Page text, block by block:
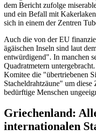
dem Bericht zufolge
und ein Befall mit
sich in einem der Zentren
Auch die von der EU
ägäischen Inseln sind laut
entwürdigend". In manchen
Quadratmetern
Komitee die "übertriebenen
Stacheldrahtzäune" um
bedürftige Menschen
Griechenland:
internationalen